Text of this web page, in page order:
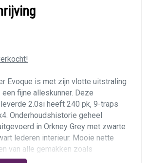
control
voor en achter
bekleding
voor
(kunst)leder
Evoque is met zijn vlotte uitstraling
fijne alleskunner. Deze
2.0si heeft 240 pk, 9-traps
Onderhoudshistorie geheel
in Orkney Grey met zwarte
lederen interieur. Mooie nette
van alle gemakken zoals
achteruitrijcamera,